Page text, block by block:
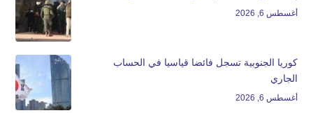
أغسطس 6, 2026
كوريا الجنوبية تسجل فائضا قياسيا في الحساب
الجاري
أغسطس 6, 2026